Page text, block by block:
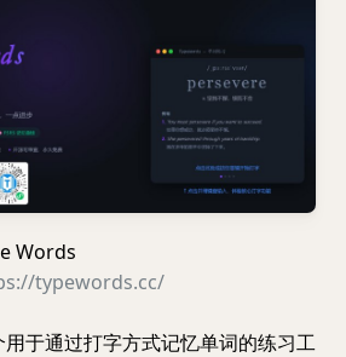
Words
typewords.cc/
于通过打字方式记忆单词的练习工